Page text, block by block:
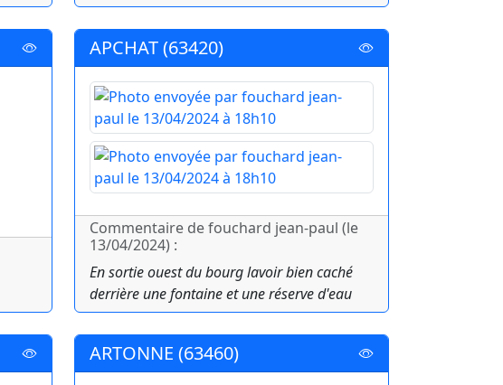
APCHAT (63420)
Commentaire de fouchard jean-paul (le
13/04/2024) :
En sortie ouest du bourg lavoir bien caché
derrière une fontaine et une réserve d'eau
ARTONNE (63460)